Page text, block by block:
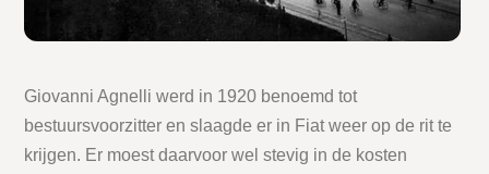
Giovanni Agnelli werd in 1920 benoemd tot
bestuursvoorzitter en slaagde er in Fiat weer op de rit te
krijgen. Er moest daarvoor wel stevig in de kosten